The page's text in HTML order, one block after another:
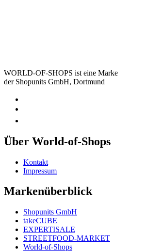
WORLD-OF-SHOPS ist eine Marke
der Shopunits GmbH, Dortmund
Über World-of-Shops
Kontakt
Impressum
Markenüberblick
Shopunits GmbH
takeCUBE
EXPERTISALE
STREETFOOD-MARKET
World-of-Shops